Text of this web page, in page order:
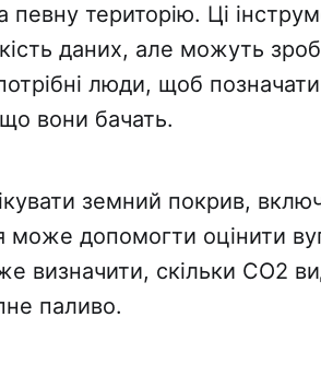
певну територію. Ці
даних, але можуть
люди, щоб
вони бачать.
земний покрив,
може допомогти оцінити
визначити, скільки CO2
паливо.